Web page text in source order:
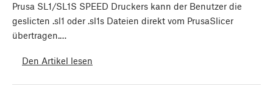
Prusa SL1/SL1S SPEED Druckers kann der Benutzer die
geslicten .sl1 oder .sl1s Dateien direkt vom PrusaSlicer
übertragen.…
Den Artikel lesen